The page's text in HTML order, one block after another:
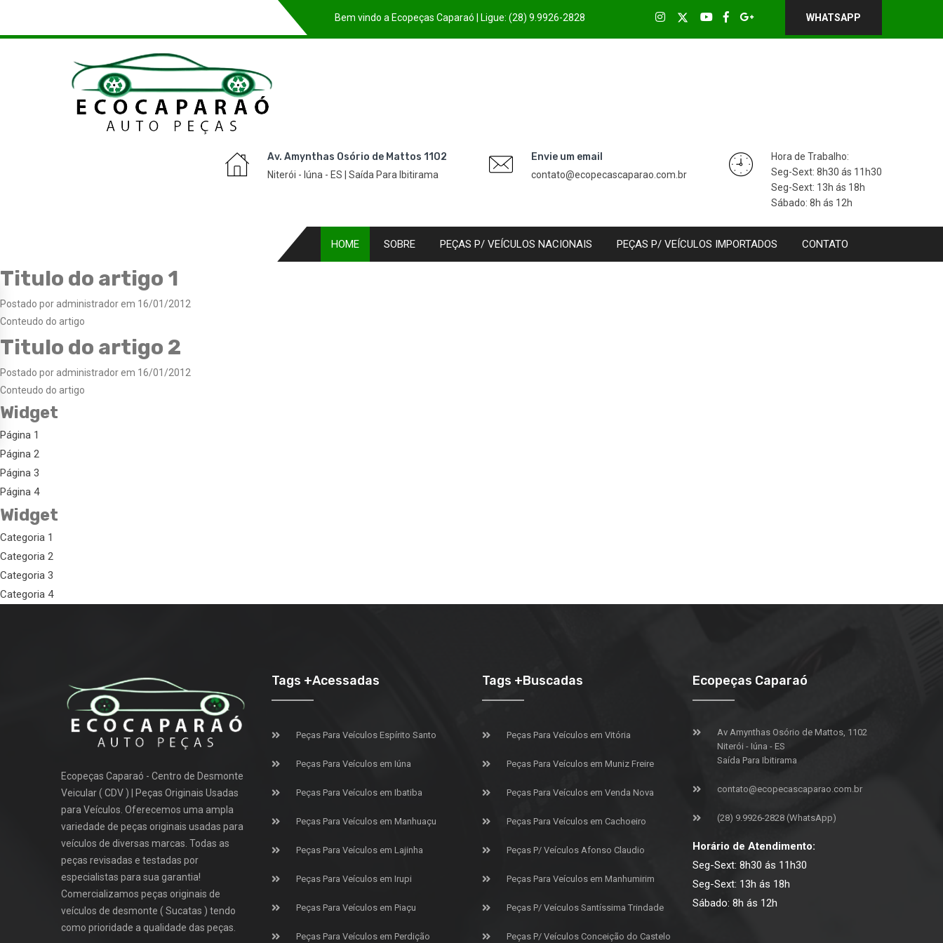
Bem vindo a Ecopeças Caparaó | Ligue: (28) 9.9926-2828 WHATSAPP
Av. Amynthas Osório de Mattos 1102
Niterói - Iúna - ES | Saída Para Ibitirama
Envie um email
contato@ecopecascaparao.com.br
Hora de Trabalho:
Seg-Sext: 8h30 ás 11h30
Seg-Sext: 13h ás 18h
Sábado: 8h ás 12h
HOME SOBRE PEÇAS P/ VEÍCULOS NACIONAIS PEÇAS P/ VEÍCULOS IMPORTADOS CONTATO
Titulo do artigo 1
Postado por administrador em 16/01/2012
Conteudo do artigo
Titulo do artigo 2
Postado por administrador em 16/01/2012
Conteudo do artigo
Widget
Página 1
Página 2
Página 3
Página 4
Widget
Categoria 1
Categoria 2
Categoria 3
Categoria 4
Ecopeças Caparaó - Centro de Desmonte
Veicular ( CDV ) | Peças Originais Usadas
para Veículos. Oferecemos uma ampla
variedade de peças originais usadas para
veículos de diversas marcas. Todas as
peças revisadas e testadas por
especialistas para sua garantia!
Comercializamos peças originais de
veículos de desmonte ( Sucatas ) tendo
como prioridade a qualidade das peças.
Tags +Acessadas
Peças Para Veículos Espírito Santo
Peças Para Veículos em Iúna
Peças Para Veículos em Ibatiba
Peças Para Veículos em Manhuaçu
Peças Para Veículos em Lajinha
Peças Para Veículos em Irupi
Peças Para Veículos em Piaçu
Peças Para Veículos em Perdição
Tags +Buscadas
Peças Para Veículos em Vitória
Peças Para Veículos em Muniz Freire
Peças Para Veículos em Venda Nova
Peças Para Veículos em Cachoeiro
Peças P/ Veículos Afonso Claudio
Peças Para Veículos em Manhumirim
Peças P/ Veículos Santíssima Trindade
Peças P/ Veículos Conceição do Castelo
Ecopeças Caparaó
Av Amynthas Osório de Mattos, 1102
Niterói - Iúna - ES
Saída Para Ibitirama
contato@ecopecascaparao.com.br
(28) 9.9926-2828 (WhatsApp)
Horário de Atendimento:
Seg-Sext: 8h30 ás 11h30
Seg-Sext: 13h ás 18h
Sábado: 8h ás 12h